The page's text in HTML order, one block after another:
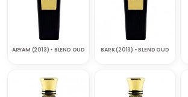
ARYAM (2013) • BLEND OUD BARK (2013) • BLEND OUD